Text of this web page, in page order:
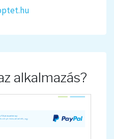
alkalmazás?